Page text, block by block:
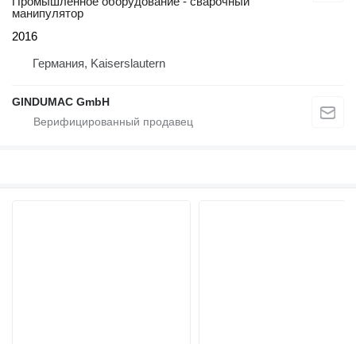
манипулятор
2016
Германия, Kaiserslautern
GINDUMAC GmbH